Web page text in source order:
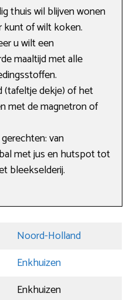
thuis wil blijven wonen
kunt of wilt koken.
u wilt een
maaltijd met alle
(tafeltje dekje) of het
met de magnetron of
van
met jus en hutspot tot
bleekselderij.
Noord-Holland
Enkhuizen
Enkhuizen